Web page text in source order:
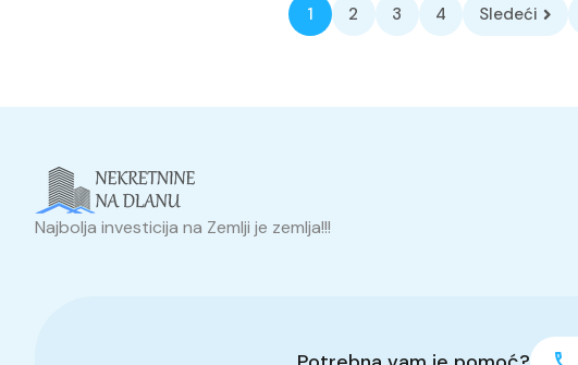
1 2 3 4 Sledeći
Najbolja investicija na Zemlji je zemlja!!!